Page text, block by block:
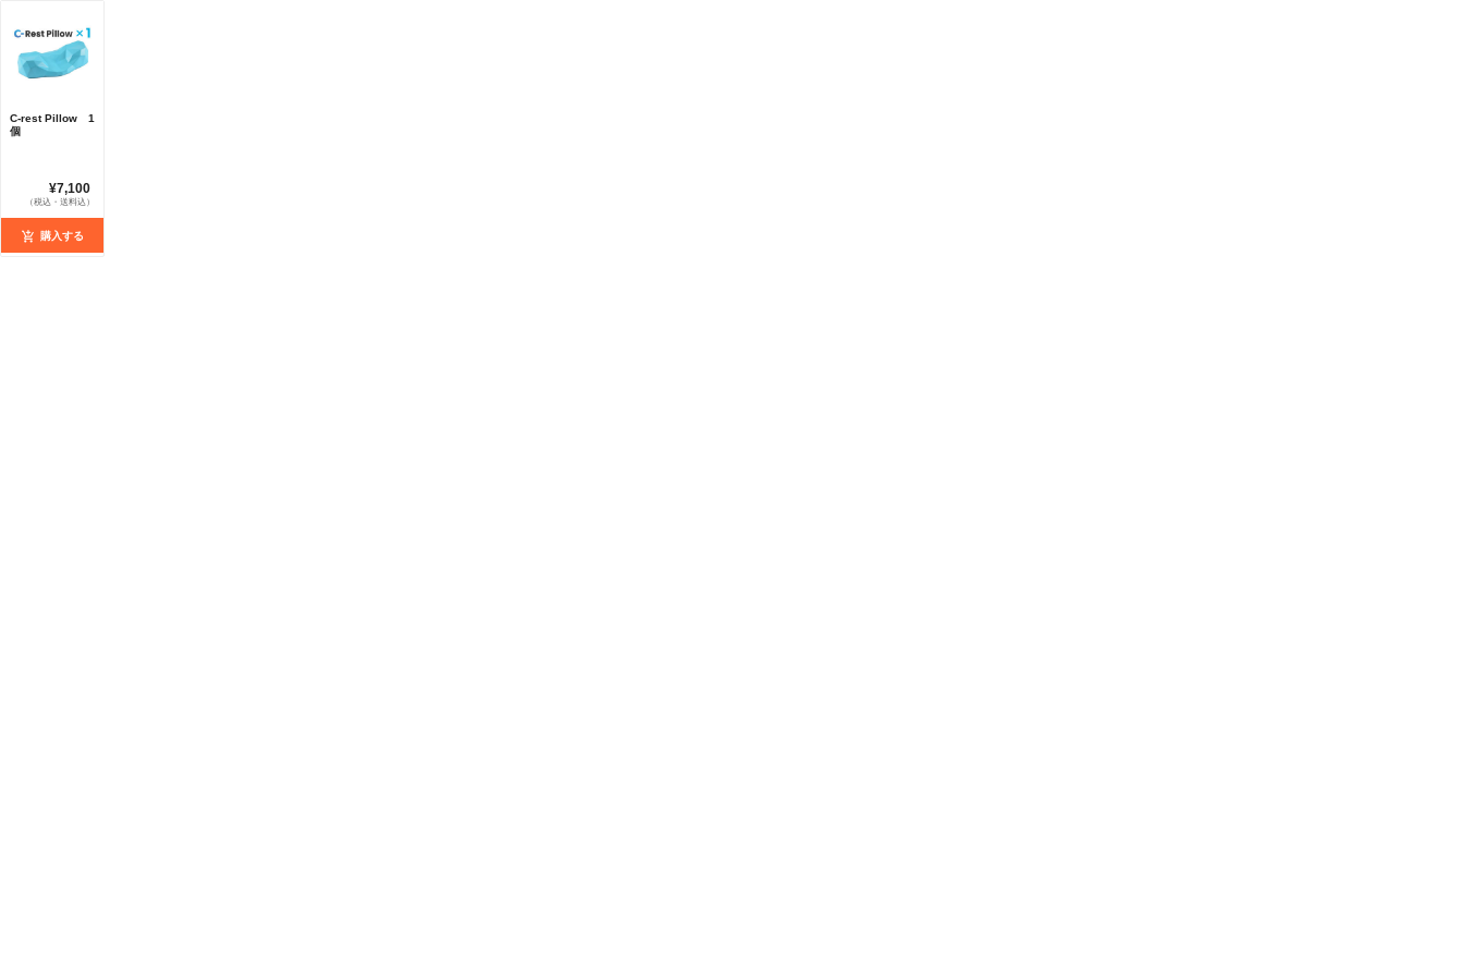
C-rest Pillow 1
個
¥7,100
（税込・送料込）
購入する